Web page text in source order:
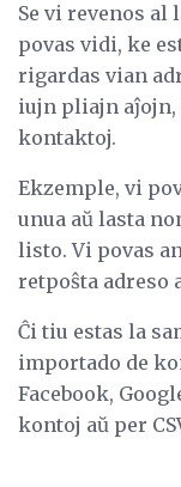
Se vi revenos al
povas vidi, ke
rigardas vian
iujn pliajn
kontaktoj.
Ekzemple, vi
unua aŭ lasta
listo. Vi povas
retpoŝta adreso
Ĉi tiu estas la
importado de
Facebook,
kontoj aŭ per